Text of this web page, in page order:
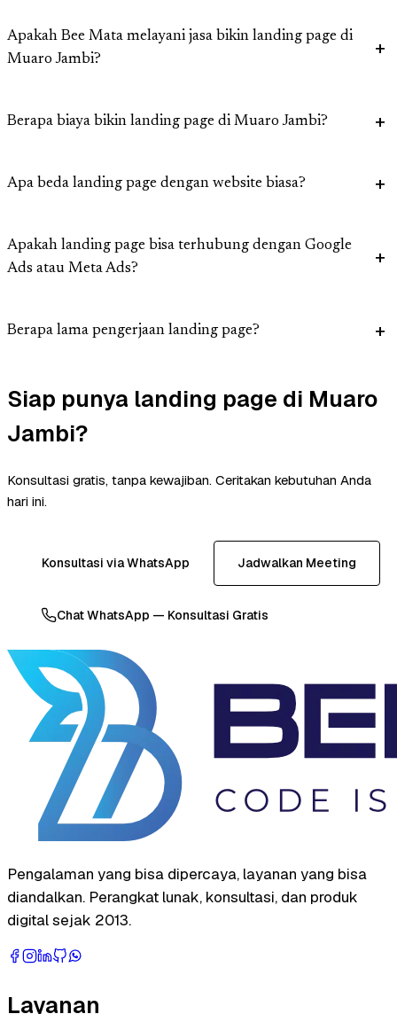
Apakah Bee Mata melayani jasa bikin landing page di
Muaro Jambi?
Berapa biaya bikin landing page di Muaro Jambi?
Apa beda landing page dengan website biasa?
Apakah landing page bisa terhubung dengan Google
Ads atau Meta Ads?
Berapa lama pengerjaan landing page?
Siap punya landing page di Muaro
Jambi?
Konsultasi gratis, tanpa kewajiban. Ceritakan kebutuhan Anda
hari ini.
Konsultasi via WhatsApp Jadwalkan Meeting
Chat WhatsApp — Konsultasi Gratis
Pengalaman yang bisa dipercaya, layanan yang bisa
diandalkan. Perangkat lunak, konsultasi, dan produk
digital sejak 2013.
Layanan